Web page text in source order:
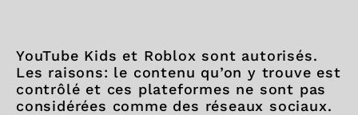
YouTube Kids et Roblox sont autorisés.
Les raisons: le contenu qu’on y trouve est
contrôlé et ces plateformes ne sont pas
considérées comme des réseaux sociaux.